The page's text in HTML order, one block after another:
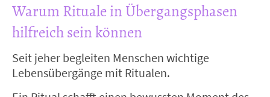
Warum Rituale in Übergangsphasen
hilfreich sein können
Seit jeher begleiten Menschen wichtige
Lebensübergänge mit Ritualen.